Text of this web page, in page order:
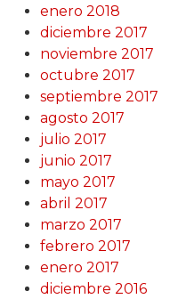
enero 2018
diciembre 2017
noviembre 2017
octubre 2017
septiembre 2017
agosto 2017
julio 2017
junio 2017
mayo 2017
abril 2017
marzo 2017
febrero 2017
enero 2017
diciembre 2016